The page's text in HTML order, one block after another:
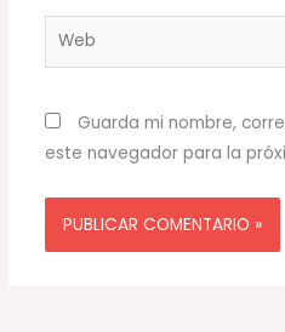
Web
Guarda mi nombre,
este navegador para la